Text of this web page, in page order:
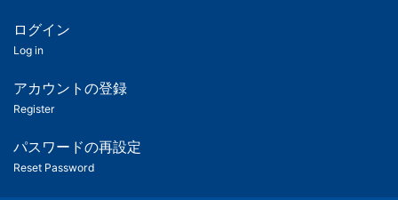
ツ
匿
名
ユ
ー
ログイン
Log in
アカウントの登録
Register
パスワードの再設定
Reset Password